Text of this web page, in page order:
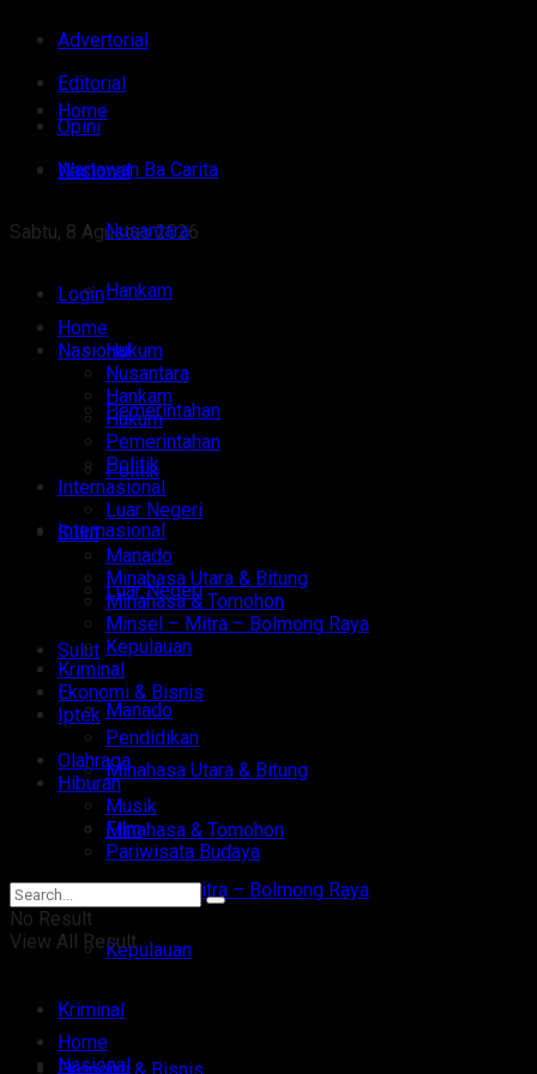
Advertorial
Editorial
Opini
Wartawan Ba Carita
Sabtu, 8 Agustus 2026
Login
Home
Nasional
Nusantara
Hankam
Hukum
Pemerintahan
Politik
Internasional
Luar Negeri
Sulut
Manado
Minahasa Utara & Bitung
Minahasa & Tomohon
Minsel – Mitra – Bolmong Raya
Kepulauan
Kriminal
Home
Nasional
Nusantara
Hankam
Hukum
Pemerintahan
Politik
Internasional
Luar Negeri
Sulut
Manado
Minahasa Utara & Bitung
Minahasa & Tomohon
Minsel – Mitra – Bolmong Raya
Kepulauan
Kriminal
Ekonomi & Bisnis
Iptek
Pendidikan
Olahraga
Hiburan
Musik
Film
Pariwisata Budaya
No Result
View All Result
Home
Nasional